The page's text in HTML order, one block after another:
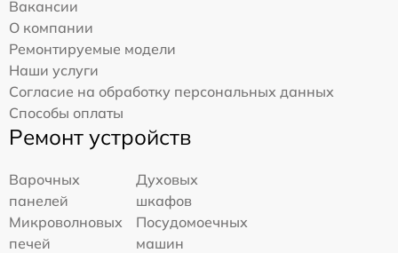
Вакансии
О компании
Ремонтируемые модели
Наши услуги
Согласие на обработку персональных данных
Способы оплаты
Ремонт устройств
Варочных
панелей
Духовых
шкафов
Микроволновых
печей
Посудомоечных
машин